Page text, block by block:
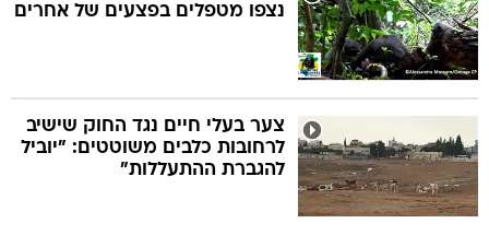
נצפו מטפלים בפצעים של אחרים
צער בעלי חיים נגד החוק שישיב
לרחובות כלבים משוטטים: "יוביל
להגברת ההתעללות"